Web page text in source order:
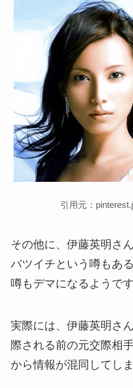
引用元：
その他に、伊藤英明さ
バツイチという噂もあ
噂もデマになるようです
実際には、伊藤英明さ
際される前の元交際相
から情報が混同してし